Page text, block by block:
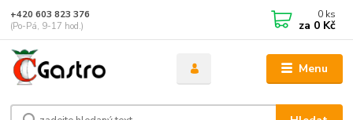
Menu
+420 603 823 376
(Po-Pá, 9-17 hod.)
0 ks
za 0 Kč